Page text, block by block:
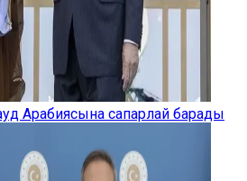
Арабиясына сапарлай барады